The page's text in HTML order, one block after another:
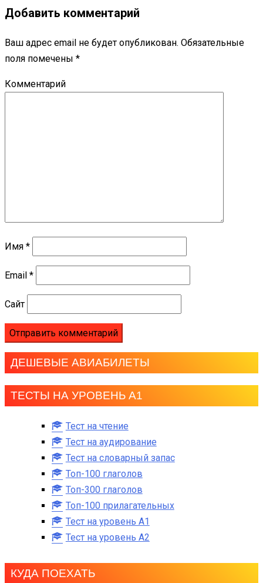
Добавить комментарий
Ваш адрес email не будет опубликован. Обязательные
поля помечены *
Комментарий
Имя *
Email *
Сайт
ДЕШЕВЫЕ АВИАБИЛЕТЫ
ТЕСТЫ НА УРОВЕНЬ А1
Тест на чтение
Тест на аудирование
Тест на словарный запас
Топ-100 глаголов
Топ-300 глаголов
Топ-100 прилагательных
Тест на уровень A1
Тест на уровень A2
КУДА ПОЕХАТЬ